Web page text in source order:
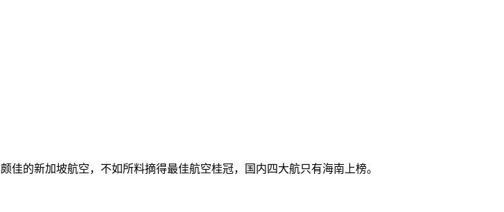
佳的新加坡航空，不如所料摘得最佳航空桂冠，国内四大航只有海南上榜。